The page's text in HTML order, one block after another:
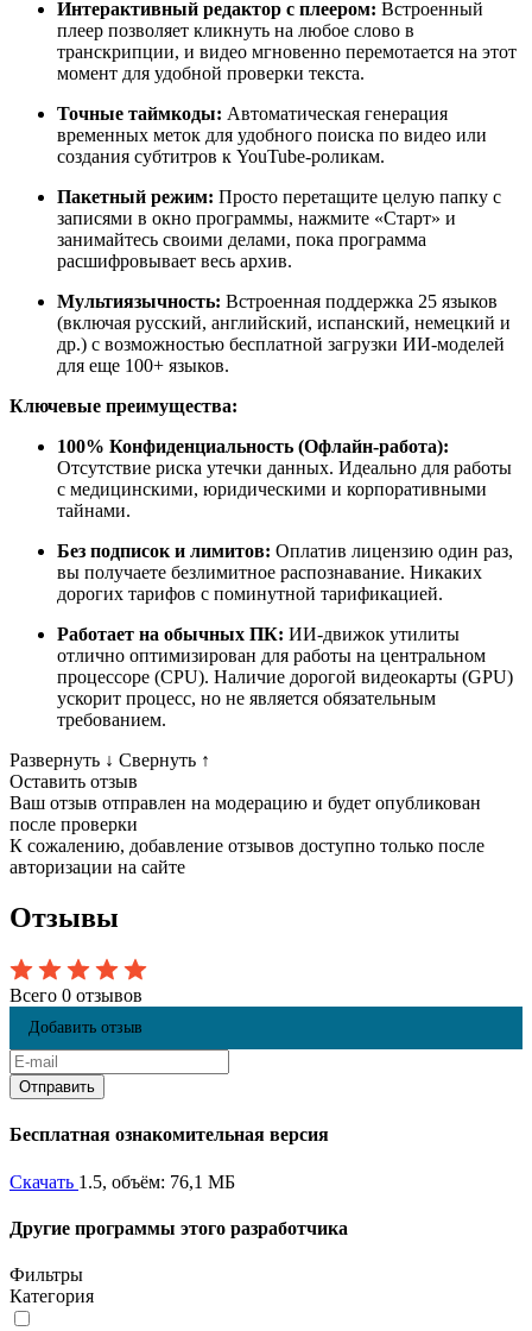
Интерактивный редактор с плеером: Встроенный
плеер позволяет кликнуть на любое слово в
транскрипции, и видео мгновенно перемотается на этот
момент для удобной проверки текста.
Точные таймкоды: Автоматическая генерация
временных меток для удобного поиска по видео или
создания субтитров к YouTube-роликам.
Пакетный режим: Просто перетащите целую папку с
записями в окно программы, нажмите «Старт» и
занимайтесь своими делами, пока программа
расшифровывает весь архив.
Мультиязычность: Встроенная поддержка 25 языков
(включая русский, английский, испанский, немецкий и
др.) с возможностью бесплатной загрузки ИИ-моделей
для еще 100+ языков.
Ключевые преимущества:
100% Конфиденциальность (Офлайн-работа):
Отсутствие риска утечки данных. Идеально для работы
с медицинскими, юридическими и корпоративными
тайнами.
Без подписок и лимитов: Оплатив лицензию один раз,
вы получаете безлимитное распознавание. Никаких
дорогих тарифов с поминутной тарификацией.
Работает на обычных ПК: ИИ-движок утилиты
отлично оптимизирован для работы на центральном
процессоре (CPU). Наличие дорогой видеокарты (GPU)
ускорит процесс, но не является обязательным
требованием.
Развернуть ↓ Свернуть ↑
Оставить отзыв
Ваш отзыв отправлен на модерацию и будет опубликован
после проверки
К сожалению, добавление отзывов доступно только после
авторизации на сайте
Отзывы
Всего 0 отзывов
Добавить отзыв
Бесплатная ознакомительная версия
Скачать 1.5, объём: 76,1 МБ
Другие программы этого разработчика
Фильтры
Категория